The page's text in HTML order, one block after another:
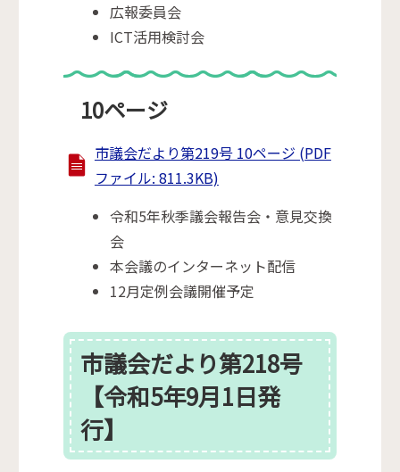
広報委員会
ICT活用検討会
10ページ
市議会だより第219号 10ページ (PDF
ファイル: 811.3KB)
令和5年秋季議会報告会・意見交換
会
本会議のインターネット配信
12月定例会議開催予定
市議会だより第218号
【令和5年9月1日発
行】